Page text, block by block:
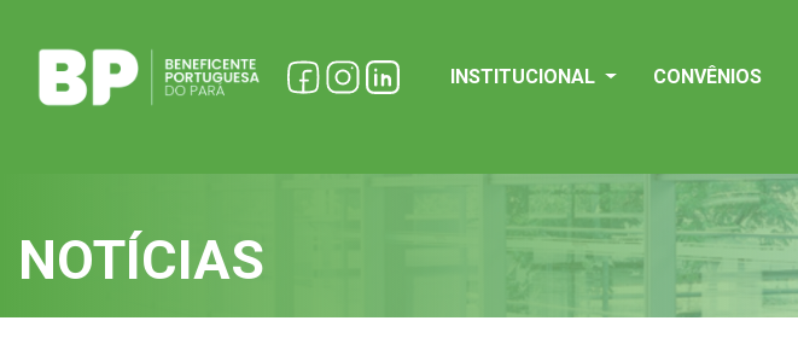
INSTITUCIONAL CONVÊNIOS
NOTÍCIAS